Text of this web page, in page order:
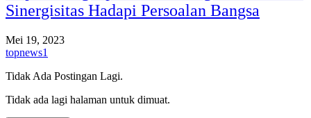
Sinergisitas Hadapi Persoalan Bangsa
Mei 19, 2023
topnews1
Tidak Ada Postingan Lagi.
Tidak ada lagi halaman untuk dimuat.